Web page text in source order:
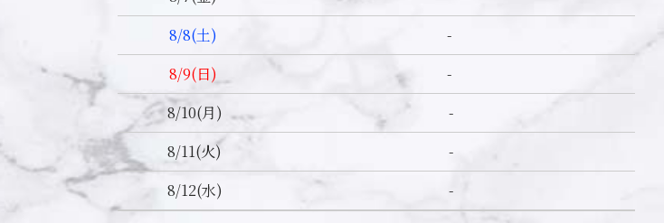
8/8(土)
-
8/9(日)
-
8/10(月)
-
8/11(火)
-
8/12(水) -